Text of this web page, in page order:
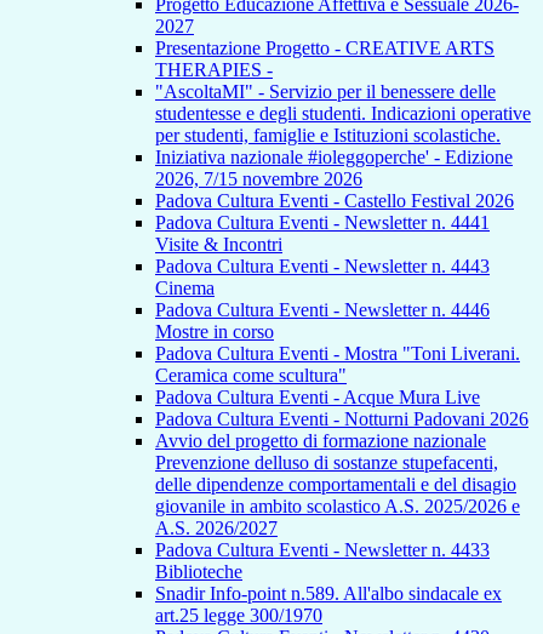
Progetto Educazione Affettiva e Sessuale 2026-
2027
Presentazione Progetto - CREATIVE ARTS
THERAPIES -
"AscoltaMI" - Servizio per il benessere delle
studentesse e degli studenti. Indicazioni operative
per studenti, famiglie e Istituzioni scolastiche.
Iniziativa nazionale #ioleggoperche' - Edizione
2026, 7/15 novembre 2026
Padova Cultura Eventi - Castello Festival 2026
Padova Cultura Eventi - Newsletter n. 4441
Visite & Incontri
Padova Cultura Eventi - Newsletter n. 4443
Cinema
Padova Cultura Eventi - Newsletter n. 4446
Mostre in corso
Padova Cultura Eventi - Mostra "Toni Liverani.
Ceramica come scultura"
Padova Cultura Eventi - Acque Mura Live
Padova Cultura Eventi - Notturni Padovani 2026
Avvio del progetto di formazione nazionale
Prevenzione delluso di sostanze stupefacenti,
delle dipendenze comportamentali e del disagio
giovanile in ambito scolastico A.S. 2025/2026 e
A.S. 2026/2027
Padova Cultura Eventi - Newsletter n. 4433
Biblioteche
Snadir Info-point n.589. All'albo sindacale ex
art.25 legge 300/1970